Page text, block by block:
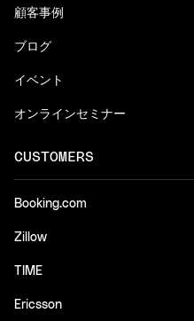
顧客事例
ブログ
イベント
オンラインセミナー
CUSTOMERS
Booking.com
Zillow
TIME
Ericsson